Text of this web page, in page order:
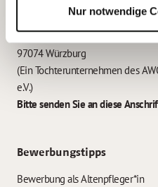
Nur notwendige
Garitz Bewirtschaftungsbetriebe
Kantstraße 45a
97074 Würzburg
(Ein Tochterunternehmen des
e.V.)
Bitte senden Sie an diese
Bewerbungstipps
Bewerbung als Altenpfleger*in